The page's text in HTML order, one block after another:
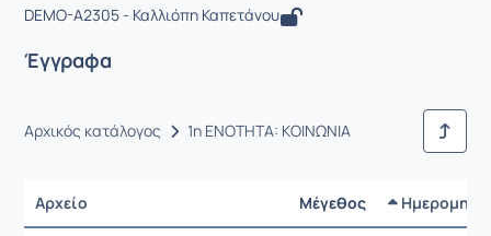
DEMO-A2305 - Καλλιόπη Καπετάνου
Έγγραφα
Αρχικός κατάλογος 1η ΕΝΟΤΗΤΑ: ΚΟΙΝΩΝΙΑ
Αρχείο Μέγεθος